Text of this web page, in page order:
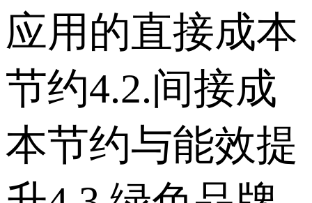
应用的直接成本
节约 4.2.间接成
本节约与能效提